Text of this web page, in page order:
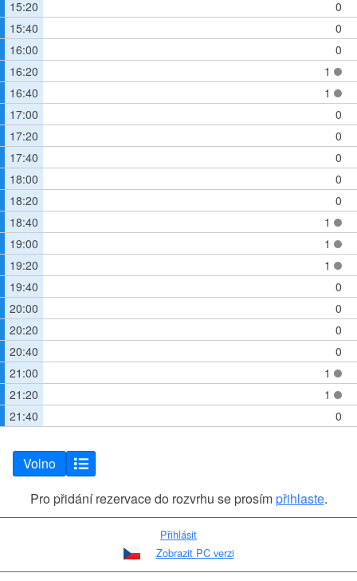
15:20
0
15:40
0
16:00
0
16:20
1
16:40
1
17:00
0
17:20
0
17:40
0
18:00
0
18:20
0
18:40
1
19:00
1
19:20
1
19:40
0
20:00
0
20:20
0
20:40
0
21:00
1
21:20
1
21:40
0
Volno
Pro přidání rezervace do rozvrhu se prosímpřihlaste.
Přihlásit
Zobrazit PC verzi